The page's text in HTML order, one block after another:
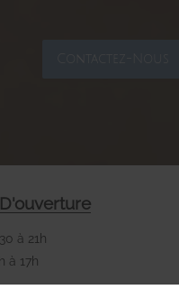
à 21h
à 17h